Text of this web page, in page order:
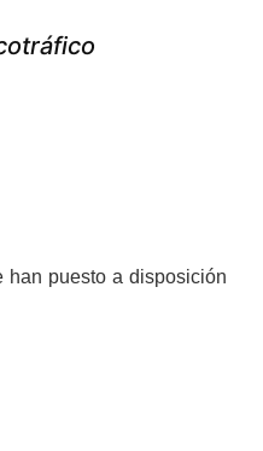
han puesto a disposición